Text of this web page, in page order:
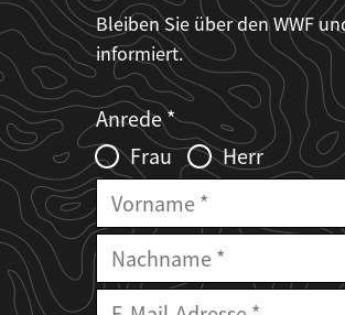
Bleiben Sie über den WWF
informiert.
Web2Case
Infofelder
Fieldset
anrede_name
Anrede
Frau
Herr
Vorname
Nachname
E-